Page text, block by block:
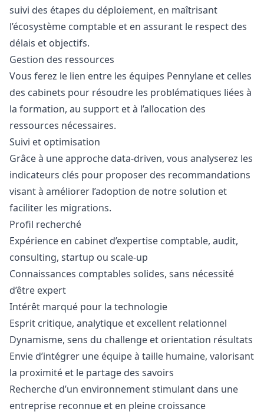
suivi des étapes du déploiement, en maîtrisant
l’écosystème comptable et en assurant le respect des
délais et objectifs.
Gestion des ressources
Vous ferez le lien entre les équipes Pennylane et celles
des cabinets pour résoudre les problématiques liées à
la formation, au support et à l’allocation des
ressources nécessaires.
Suivi et optimisation
Grâce à une approche data-driven, vous analyserez les
indicateurs clés pour proposer des recommandations
visant à améliorer l’adoption de notre solution et
faciliter les migrations.
Profil recherché
Expérience en cabinet d’expertise comptable, audit,
consulting, startup ou scale-up
Connaissances comptables solides, sans nécessité
d’être expert
Intérêt marqué pour la technologie
Esprit critique, analytique et excellent relationnel
Dynamisme, sens du challenge et orientation résultats
Envie d’intégrer une équipe à taille humaine, valorisant
la proximité et le partage des savoirs
Recherche d’un environnement stimulant dans une
entreprise reconnue et en pleine croissance